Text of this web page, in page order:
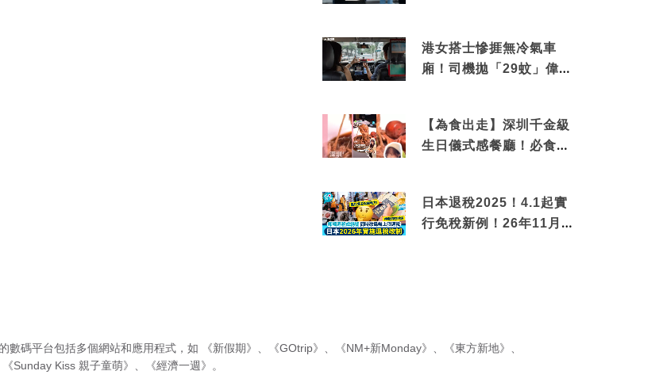
港女搭士慘捱無冷氣車
廂！司機拋「29蚊」偉論
【為食出走】深圳千金級
生日儀式感餐廳！必食失
日本退稅2025！4.1起實
行免稅新例！26年11月
數碼平台包括多個網站和應用程式，如 《新假期》 《GOtrip》 《NM+新Monday》 《東方新地》
《Sunday Kiss 親子童萌》 《經濟一週》 。